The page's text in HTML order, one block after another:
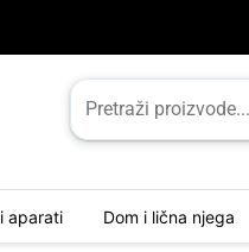
aparati Dom i lična njega